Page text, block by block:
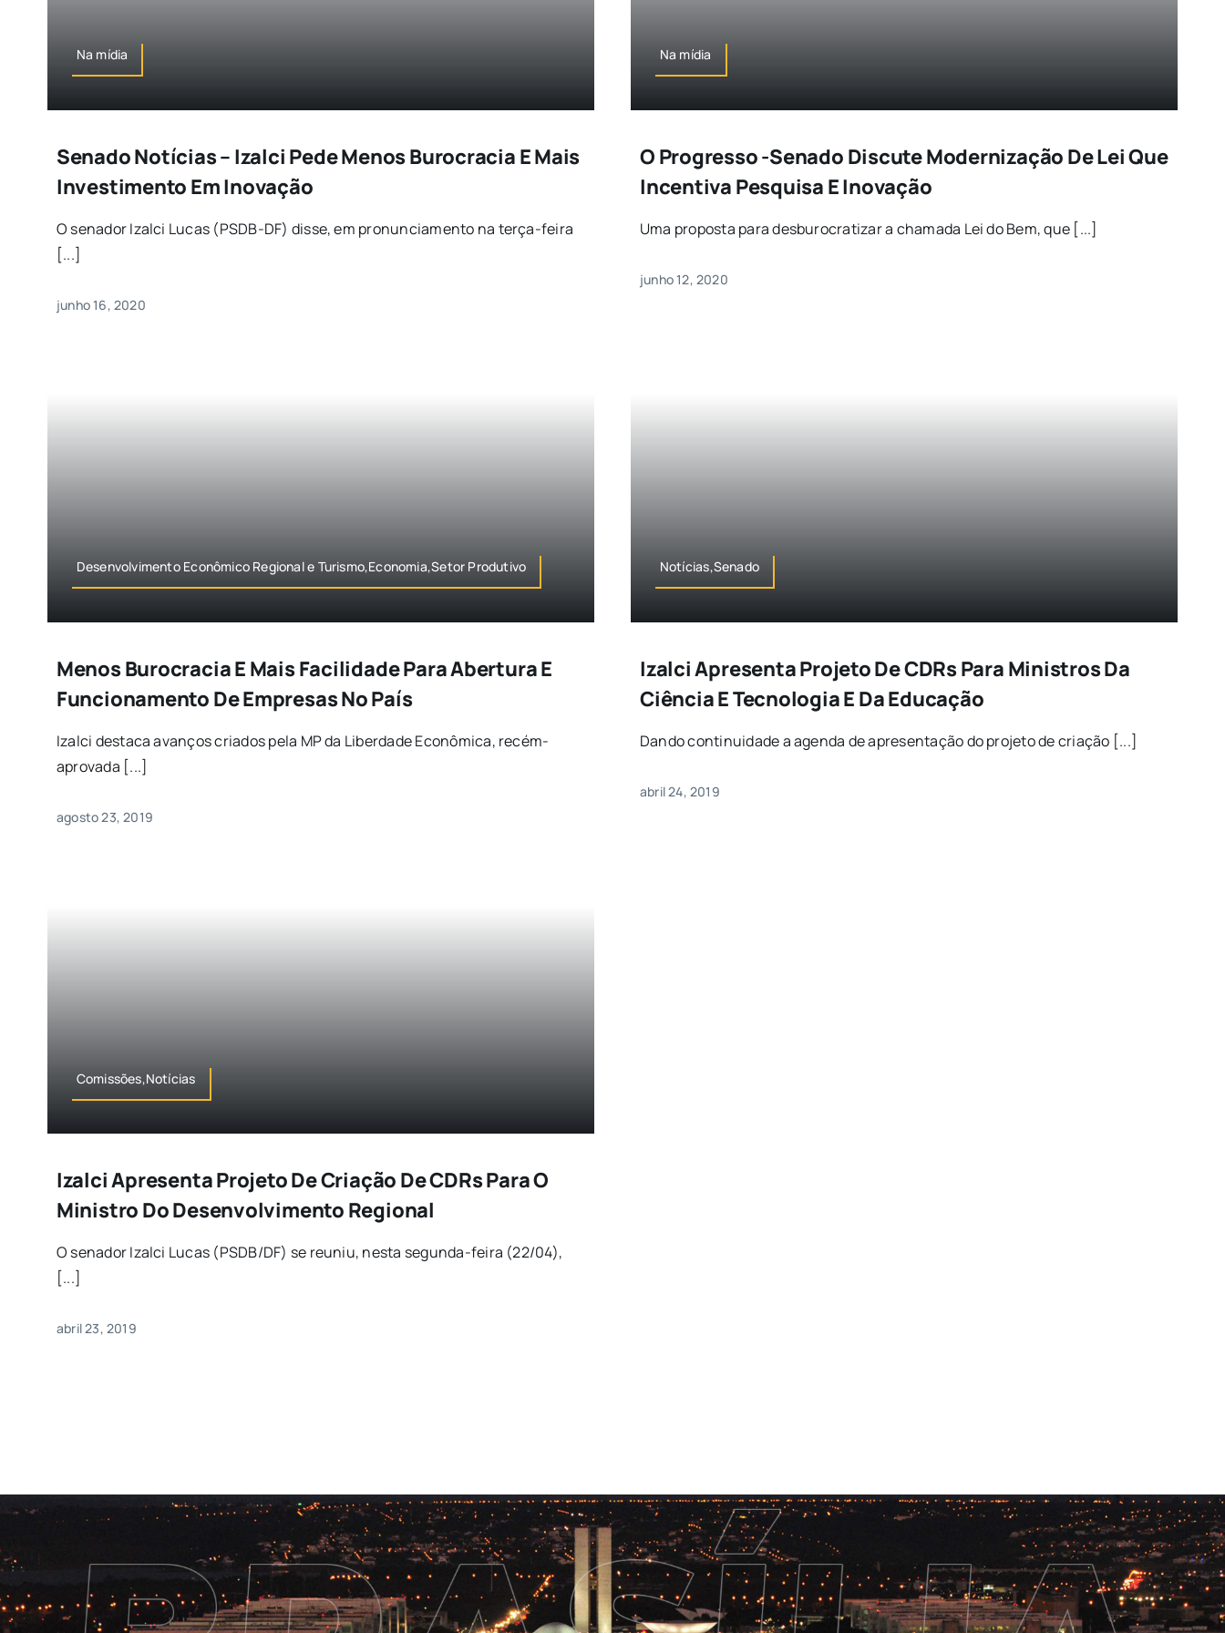
Na mídia
Senado Notícias – Izalci Pede Menos Burocracia E Mais
Investimento Em Inovação
O senador Izalci Lucas (PSDB-DF) disse, em pronunciamento na terça-feira
[...]
junho 16, 2020
Na mídia
O Progresso -Senado Discute Modernização De Lei Que
Incentiva Pesquisa E Inovação
Uma proposta para desburocratizar a chamada Lei do Bem, que [...]
junho 12, 2020
Desenvolvimento Econômico Regional e Turismo,Economia,Setor Produtivo
Menos Burocracia E Mais Facilidade Para Abertura E
Funcionamento De Empresas No País
Izalci destaca avanços criados pela MP da Liberdade Econômica, recém-
aprovada [...]
agosto 23, 2019
Notícias,Senado
Izalci Apresenta Projeto De CDRs Para Ministros Da
Ciência E Tecnologia E Da Educação
Dando continuidade a agenda de apresentação do projeto de criação [...]
abril 24, 2019
Comissões,Notícias
Izalci Apresenta Projeto De Criação De CDRs Para O
Ministro Do Desenvolvimento Regional
O senador Izalci Lucas (PSDB/DF) se reuniu, nesta segunda-feira (22/04),
[...]
abril 23, 2019